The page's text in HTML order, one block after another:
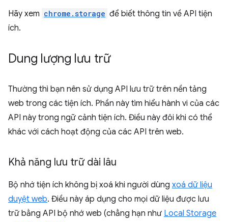
Hãy xem chrome.storage để biết thông tin về API tiện
ích.
Dung lượng lưu trữ
Thường thì bạn nên sử dụng API lưu trữ trên nền tảng
web trong các tiện ích. Phần này tìm hiểu hành vi của các
API này trong ngữ cảnh tiện ích. Điều này đôi khi có thể
khác với cách hoạt động của các API trên web.
Khả năng lưu trữ dài lâu
Bộ nhớ tiện ích không bị xoá khi người dùng xoá dữ liệu
duyệt web. Điều này áp dụng cho mọi dữ liệu được lưu
trữ bằng API bộ nhớ web (chẳng hạn như Local Storage